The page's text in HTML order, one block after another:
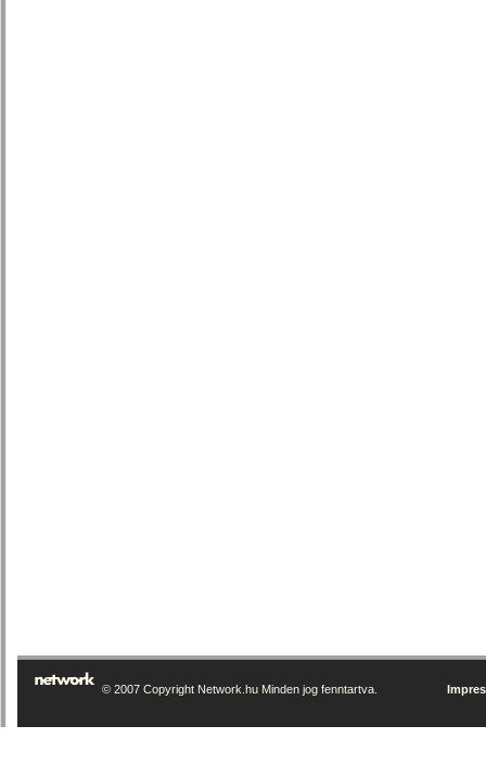
© 2007 Copyright Network.hu Minden jog fenntartva.